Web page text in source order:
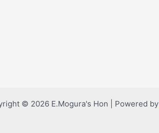
© 2026 E.Mogura's Hon | Powered by